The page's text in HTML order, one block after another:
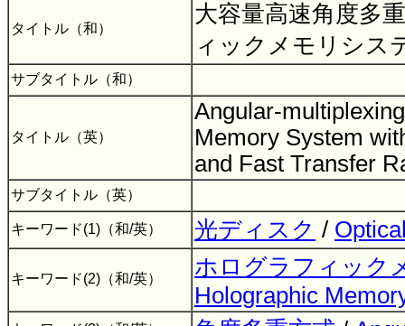
タイトル（和）
大容量高速角度多
ィックメモリシス
サブタイトル（和）
タイトル（英）
Angular-
Memory System
and Fast Transfer
サブタイトル（英）
キーワード(1)（和/英） 光ディスク /
キーワード(2)（和/英）
ホログラフィック
Holographic